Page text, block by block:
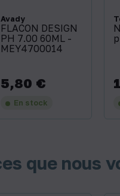
Avady
FLACON DESIGN
PH 7.00 60ML -
MEY4700014
Prix
5,80 €
En stock
que nous